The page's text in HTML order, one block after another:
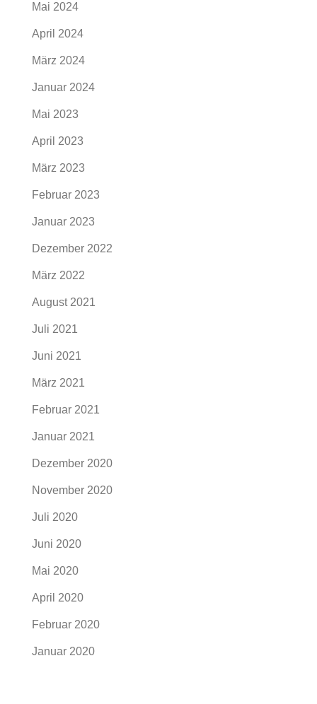
Mai 2024
April 2024
März 2024
Januar 2024
Mai 2023
April 2023
März 2023
Februar 2023
Januar 2023
Dezember 2022
März 2022
August 2021
Juli 2021
Juni 2021
März 2021
Februar 2021
Januar 2021
Dezember 2020
November 2020
Juli 2020
Juni 2020
Mai 2020
April 2020
Februar 2020
Januar 2020